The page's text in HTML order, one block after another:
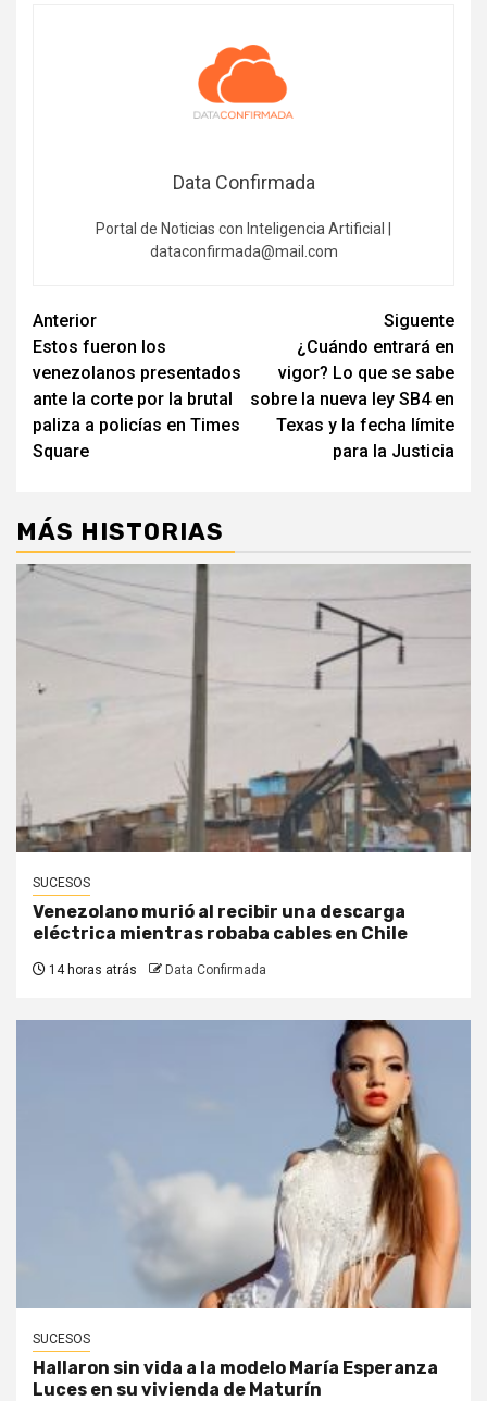
Data Confirmada
Portal de Noticias con Inteligencia Artificial |
dataconfirmada@mail.com
Navegación
de
entradas
Anterior
Estos fueron los
venezolanos presentados
ante la corte por la brutal
paliza a policías en Times
Square
Siguente
¿Cuándo entrará en
vigor? Lo que se sabe
sobre la nueva ley SB4 en
Texas y la fecha límite
para la Justicia
MÁS HISTORIAS
SUCESOS
Venezolano murió al recibir una descarga
eléctrica mientras robaba cables en Chile
14 horas atrás Data Confirmada
SUCESOS
Hallaron sin vida a la modelo María Esperanza
Luces en su vivienda de Maturín